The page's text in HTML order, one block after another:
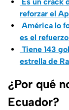
Es un crack
reforzar el
América lo
es el
Tiene 143
estrella de
¿Por qué
Ecuador?